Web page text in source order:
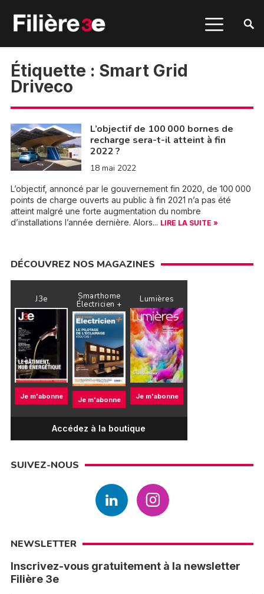
Étiquette : Smart Grid
Driveco
L’objectif de 100 000 bornes de
recharge sera-t-il atteint à fin
2022 ?
18 mai 2022
L’objectif, annoncé par le gouvernement fin 2020, de 100 000
points de charge ouverts au public à fin 2021 n’a pas été
atteint malgré une forte augmentation du nombre
d’installations l’année dernière. Alors... LIRE LA SUITE »
DÉCOUVREZ NOS MAGAZINES
J3e
Je m'abonne
Smarthome
Électricien +
Je m'abonne
Lumières
Je m'abonne
Accédez à la boutique
SUIVEZ-NOUS
NEWSLETTER
Inscrivez-vous gratuitement à la newsletter
Filière 3e